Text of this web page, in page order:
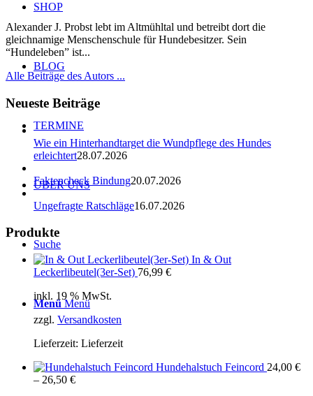
SHOP
BLOG
TERMINE
ÜBER UNS
Suche
Menü Menü
Alexander J. Probst lebt im Altmühltal und betreibt dort die
gleichnamige Menschenschule für Hundebesitzer. Sein
“Hundeleben” ist...
Alle Beiträge des Autors ...
Neueste Beiträge
Wie ein Hinterhandtarget die Wundpflege des Hundes
erleichtert28.07.2026
Faktencheck Bindung20.07.2026
Ungefragte Ratschläge16.07.2026
Produkte
In & Out
Leckerlibeutel(3er-Set) 76,99 €
inkl. 19 % MwSt.
zzgl. Versandkosten
Lieferzeit: Lieferzeit
Hundehalstuch Feincord 24,00 €
– 26,50 €